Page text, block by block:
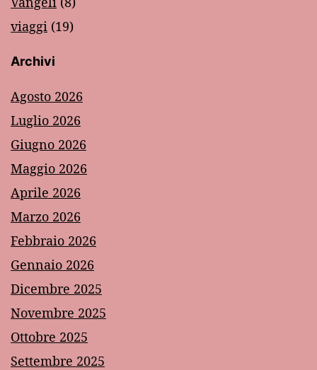
viaggi (19)
Archivi
Agosto 2026
Luglio 2026
Giugno 2026
Maggio 2026
Aprile 2026
Marzo 2026
Febbraio 2026
Gennaio 2026
Dicembre 2025
Novembre 2025
Ottobre 2025
Settembre 2025